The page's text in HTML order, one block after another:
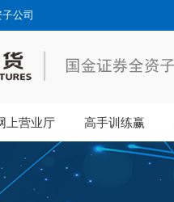
公司
上营业厅 高手训练赢